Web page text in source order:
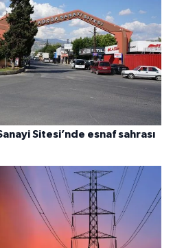
Sitesi’nde esnaf sahrası